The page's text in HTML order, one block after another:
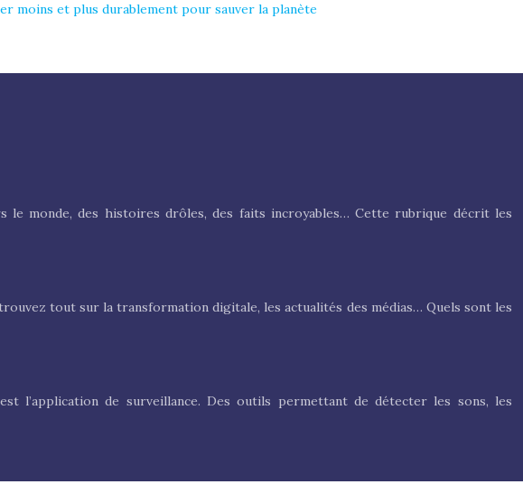
moins et plus durablement pour sauver la planète
monde, des histoires drôles, des faits incroyables… Cette rubrique décrit les
tout sur la transformation digitale, les actualités des médias… Quels sont les
l’application de surveillance. Des outils permettant de détecter les sons, les